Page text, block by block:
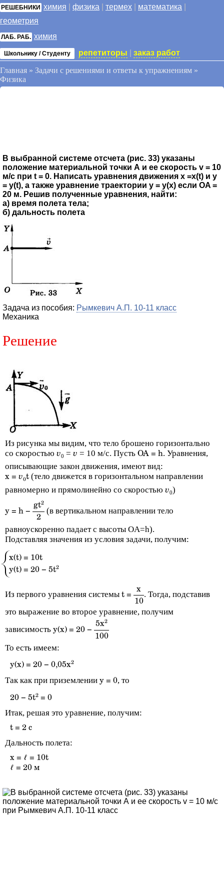
РЕШЕБНИКИ химия физика термех математика
геометрия
ЛАБ. РАБ. химия
Школьнику / Студенту репетиторы заказ работ
Главная » Задачи с решениями и ответы к упражнениям »
Физика
В выбранной системе отсчета (рис. 33) указаны
положение материальной точки А и ее скорость v = 10
м/с при t = 0. Написать уравнения движения x =x(t) и у
= y(t), а также уравнение траектории y = y(x) если OA =
20 м. Решив полученные уравнения, найти:
а) время полета тела;
б) дальность полета
Задача из пособия: Рымкевич А.П. 10-11 класс
Механика
Решение
Из рисунка мы видим, что тело брошено горизонтально
со скоростью v0 = v = 10 м/с. Пусть OA = h. Уравнения,
описывающие закон движения, имеют вид:
x = v0t (тело движется в горизонтальном направлении
равномерно и прямолинейно со скоростью v0)
y = h −
gt2
2
(в вертикальном направлении тело
равноускоренно падает с высоты OA=h).
Подставляя значения из условия задачи, получим:
x(t) = 10t
y(t) = 20 − 5t2
Из первого уравнения системы t =
x
10
. Тогда, подставив
это выражение во второе уравнение, получим
зависимость y(x) = 20 −
5x2
100
То есть имеем:
y(x) = 20 − 0,05x2
Так как при приземлении y = 0, то
20 − 5t2 = 0
Итак, решая это уравнение, получим:
t = 2 с
Дальность полета:
x = ℓ = 10t
ℓ = 20 м